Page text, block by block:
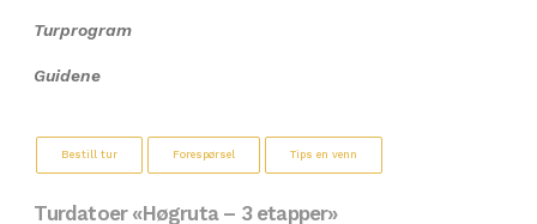
Turprogram
Guidene
Bestill tur Forespørsel Tips en venn
Turdatoer «Høgruta – 3 etapper»